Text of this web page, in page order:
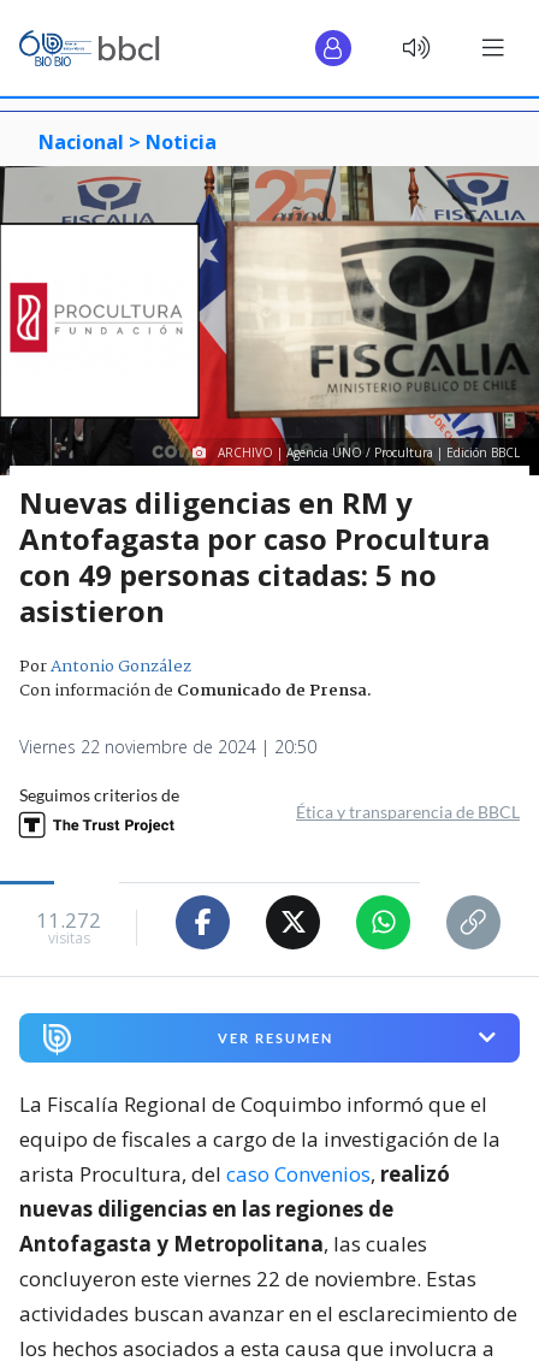
Nacional > Noticia
ARCHIVO | Agencia UNO / Procultura | Edición BBCL
Nuevas diligencias en RM y
Antofagasta por caso Procultura
con 49 personas citadas: 5 no
asistieron
PorAntonio González
Con información de Comunicado de Prensa.
Viernes 22 noviembre de 2024 | 20:50
Seguimos criterios de
Ética y transparencia de BBCL
11.272
visitas
VER RESUMEN
La Fiscalía Regional de Coquimbo informó que el
equipo de fiscales a cargo de la investigación de la
arista Procultura, del caso Convenios, realizó
nuevas diligencias en las regiones de
Antofagasta y Metropolitana, las cuales
concluyeron este viernes 22 de noviembre. Estas
actividades buscan avanzar en el esclarecimiento de
los hechos asociados a esta causa que involucra a